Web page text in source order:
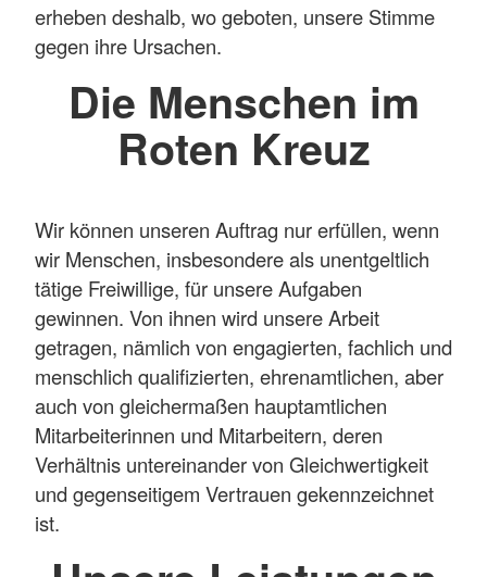
erheben deshalb, wo geboten, unsere Stimme
gegen ihre Ursachen.
Die Menschen im
Roten Kreuz
Wir können unseren Auftrag nur erfüllen, wenn
wir Menschen, insbesondere als unentgeltlich
tätige Freiwillige, für unsere Aufgaben
gewinnen. Von ihnen wird unsere Arbeit
getragen, nämlich von engagierten, fachlich und
menschlich qualifizierten, ehrenamtlichen, aber
auch von gleichermaßen hauptamtlichen
Mitarbeiterinnen und Mitarbeitern, deren
Verhältnis untereinander von Gleichwertigkeit
und gegenseitigem Vertrauen gekennzeichnet
ist.